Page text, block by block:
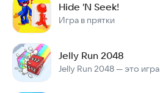
Hide 'N Seek!
Игра в прятки
Jelly Run 2048
Jelly Run 2048 — это игра